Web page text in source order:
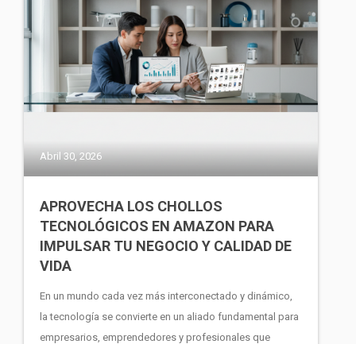
Abril 30, 2026
APROVECHA LOS CHOLLOS
TECNOLÓGICOS EN AMAZON PARA
IMPULSAR TU NEGOCIO Y CALIDAD DE
VIDA
En un mundo cada vez más interconectado y dinámico,
la tecnología se convierte en un aliado fundamental para
empresarios, emprendedores y profesionales que